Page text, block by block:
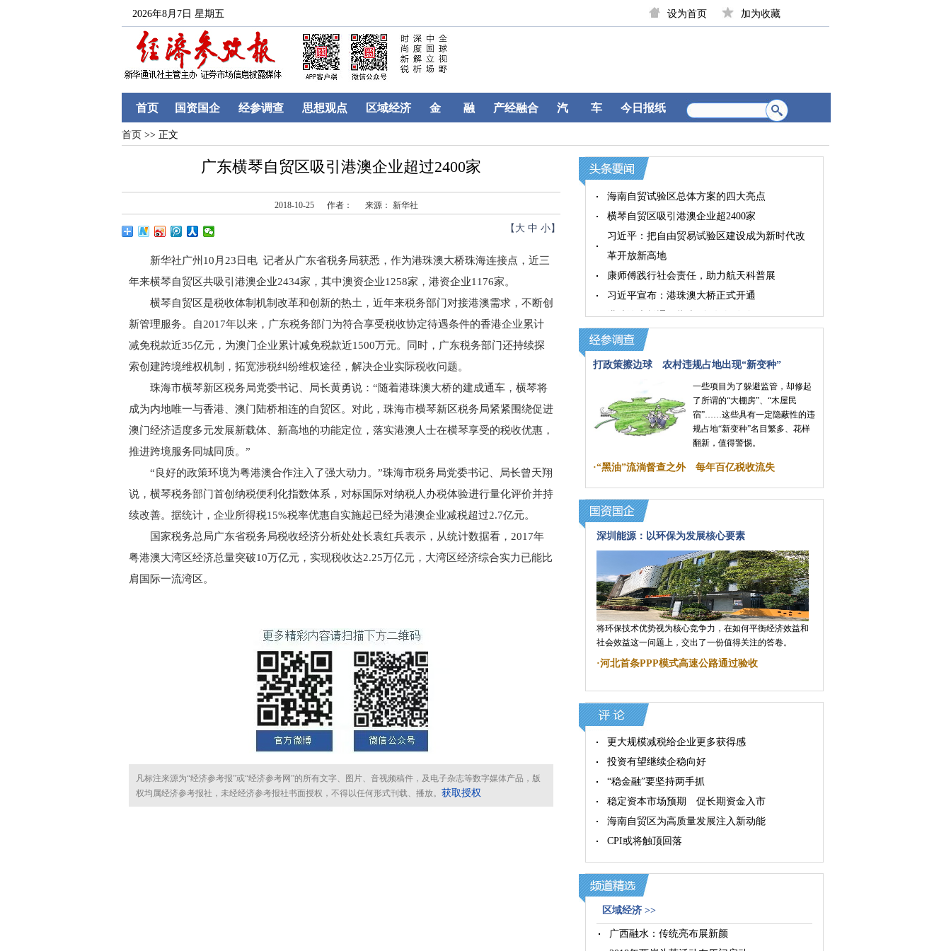
2026年8月7日 星期五 设为首页 加为收藏
首页 国资国企 经参调查 思想观点 区域经济 金 融 产经融合 汽 车 今日报纸
首页 >> 正文
广东横琴自贸区吸引港澳企业超过2400家
2018-10-25 作者： 来源： 新华社
【 大 中 小】
新华社广州10月23日电 记者从广东省税务局获悉，作为港珠澳大桥珠海连接点，近三
年来横琴自贸区共吸引港澳企业2434家，其中澳资企业1258家，港资企业1176家。
横琴自贸区是税收体制机制改革和创新的热土，近年来税务部门对接港澳需求，不断创
新管理服务。自2017年以来，广东税务部门为符合享受税收协定待遇条件的香港企业累计
减免税款近35亿元，为澳门企业累计减免税款近1500万元。同时，广东税务部门还持续探
索创建跨境维权机制，拓宽涉税纠纷维权途径，解决企业实际税收问题。
珠海市横琴新区税务局党委书记、局长黄勇说：“随着港珠澳大桥的建成通车，横琴将
成为内地唯一与香港、澳门陆桥相连的自贸区。对此，珠海市横琴新区税务局紧紧围绕促进
澳门经济适度多元发展新载体、新高地的功能定位，落实港澳人士在横琴享受的税收优惠，
推进跨境服务同城同质。”
“良好的政策环境为粤港澳合作注入了强大动力。”珠海市税务局党委书记、局长曾天翔
说，横琴税务部门首创纳税便利化指数体系，对标国际对纳税人办税体验进行量化评价并持
续改善。据统计，企业所得税15%税率优惠自实施起已经为港澳企业减税超过2.7亿元。
国家税务总局广东省税务局税收经济分析处处长袁红兵表示，从统计数据看，2017年
粤港澳大湾区经济总量突破10万亿元，实现税收达2.25万亿元，大湾区经济综合实力已能比
肩国际一流湾区。
凡标注来源为“经济参考报”或“经济参考网”的所有文字、图片、音视频稿件，及电子杂志等数字媒体产品，版
权均属经济参考报社，未经经济参考报社书面授权，不得以任何形式刊载、播放。 获取授权
海南自贸试验区总体方案的四大亮点
横琴自贸区吸引港澳企业超2400家
习近平：把自由贸易试验区建设成为新时代改
革开放新高地
康师傅践行社会责任，助力航天科普展
习近平宣布：港珠澳大桥正式开通
港珠澳大桥通行指南“全攻略”发布
打政策擦边球 农村违规占地出现“新变种”
一些项目为了躲避监管，却修起
了所谓的“大棚房”、“木屋民
宿”……这些具有一定隐蔽性的违
规占地“新变种”名目繁多、花样
翻新，值得警惕。
·“黑油”流淌督查之外 每年百亿税收流失
深圳能源：以环保为发展核心要素
将环保技术优势视为核心竞争力，在如何平衡经济效益和
社会效益这一问题上，交出了一份值得关注的答卷。
·河北首条PPP模式高速公路通过验收
更大规模减税给企业更多获得感
投资有望继续企稳向好
“稳金融”要坚持两手抓
稳定资本市场预期 促长期资金入市
海南自贸区为高质量发展注入新动能
CPI或将触顶回落
区域经济 >>
广西融水：传统亮布展新颜